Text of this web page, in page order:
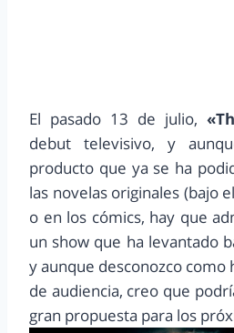
El pasado 13 de julio,
debut televisivo, y
producto que ya se ha
las novelas originales (bajo
o en los cómics, hay que
un show que ha levantado
y aunque desconozco como
de audiencia, creo que
gran propuesta para los